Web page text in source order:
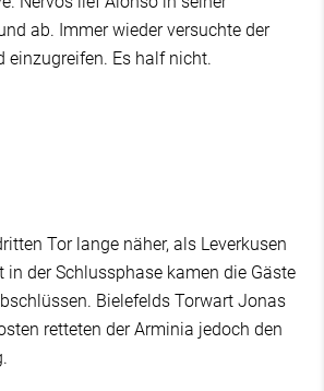
ab. Immer wieder versuchte der
einzugreifen. Es half nicht.
Tor lange näher, als Leverkusen
in der Schlussphase kamen die Gäste
Bielefelds Torwart Jonas
retteten der Arminia jedoch den